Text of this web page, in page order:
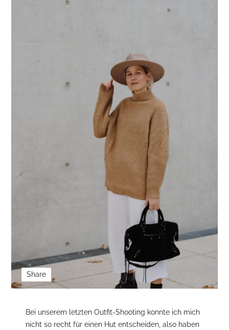
Share
Bei unserem letzten Outfit-Shooting konnte ich mich
nicht so recht für einen Hut entscheiden, also haben